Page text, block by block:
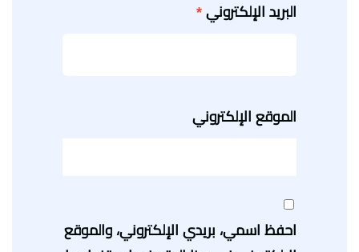
البريد الإلكتروني *
الموقع الإلكتروني
احفظ اسمي، بريدي الإلكتروني، والموقع